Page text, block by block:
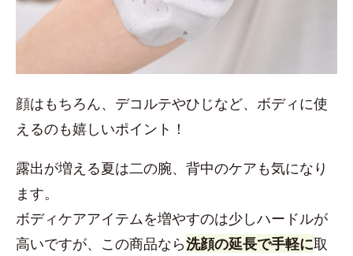
顔はもちろん、デコルテやひじなど、ボディに使
えるのも嬉しいポイント！
露出が増える夏は二の腕、背中のケアも気になり
ます。
ボディケアアイテムを増やすのは少しハードルが
高いですが、この商品なら洗顔の延長で手軽に取